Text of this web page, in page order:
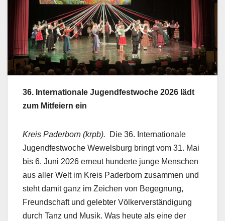
36. Internationale Jugendfestwoche 2026 lädt
zum Mitfeiern ein
Kreis Paderborn (krpb). Die 36. Internationale
Jugendfestwoche Wewelsburg bringt vom 31. Mai
bis 6. Juni 2026 erneut hunderte junge Menschen
aus aller Welt im Kreis Paderborn zusammen und
steht damit ganz im Zeichen von Begegnung,
Freundschaft und gelebter Völkerverständigung
durch Tanz und Musik. Was heute als eine der